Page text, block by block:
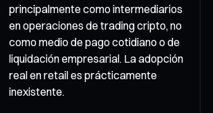
principalmente como intermediarios
en operaciones de trading cripto, no
como medio de pago cotidiano o de
liquidación empresarial. La adopción
real en retail es prácticamente
inexistente.